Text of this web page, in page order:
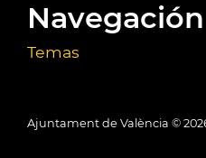
Temas
Ajuntament de València ©